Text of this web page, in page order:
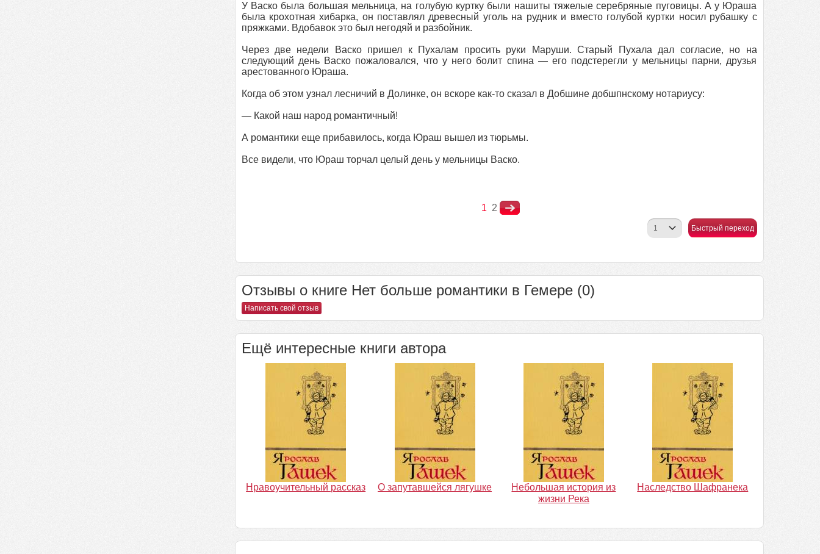
У Васко была большая мельница, на голубую куртку были нашиты тяжелые серебряные пуговицы. А у Юраша
была крохотная хибарка, он поставлял древесный уголь на рудник и вместо голубой куртки носил рубашку с
пряжками. Вдобавок это был негодяй и разбойник.
Через две недели Васко пришел к Пухалам просить руки Маруши. Старый Пухала дал согласие, но на
следующий день Васко пожаловался, что у него болит спина — его подстерегли у мельницы парни, друзья
арестованного Юраша.
Когда об этом узнал лесничий в Долинке, он вскоре как-то сказал в Добшине добшпнскому нотариусу:
— Какой наш народ романтичный!
А романтики еще прибавилось, когда Юраш вышел из тюрьмы.
Все видели, что Юраш торчал целый день у мельницы Васко.
1 2
Быстрый переход
Отзывы о книге Нет больше романтики в Гемере (0)
Написать свой отзыв
Ещё интересные книги автора
Нравоучительный рассказ О запутавшейся лягушке
Небольшая история из
жизни Река
Наследство Шафранека